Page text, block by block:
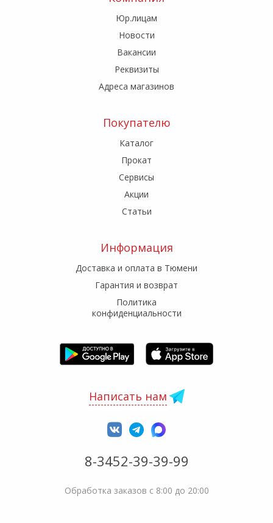
Юр.лицам
Новости
Вакансии
Реквизиты
Адреса магазинов
Покупателю
Каталог
Прокат
Сервисы
Акции
Статьи
Информация
Доставка и оплата в Тюмени
Гарантия и возврат
Политика
конфиденциальности
Написать нам
8-3452-39-39-99
Обработка заказов с 8:00 до 20:00